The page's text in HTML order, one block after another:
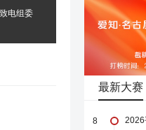
电组委
最新大赛
8
2026